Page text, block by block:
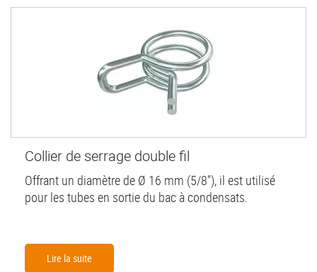
Collier de serrage double fil
Offrant un diamètre de Ø 16 mm (5/8''), il est utilisé
pour les tubes en sortie du bac à condensats.
Lire la suite